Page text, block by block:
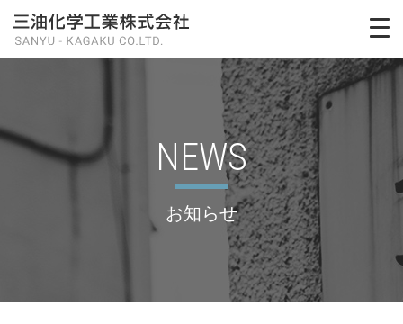
NEWS
お知らせ